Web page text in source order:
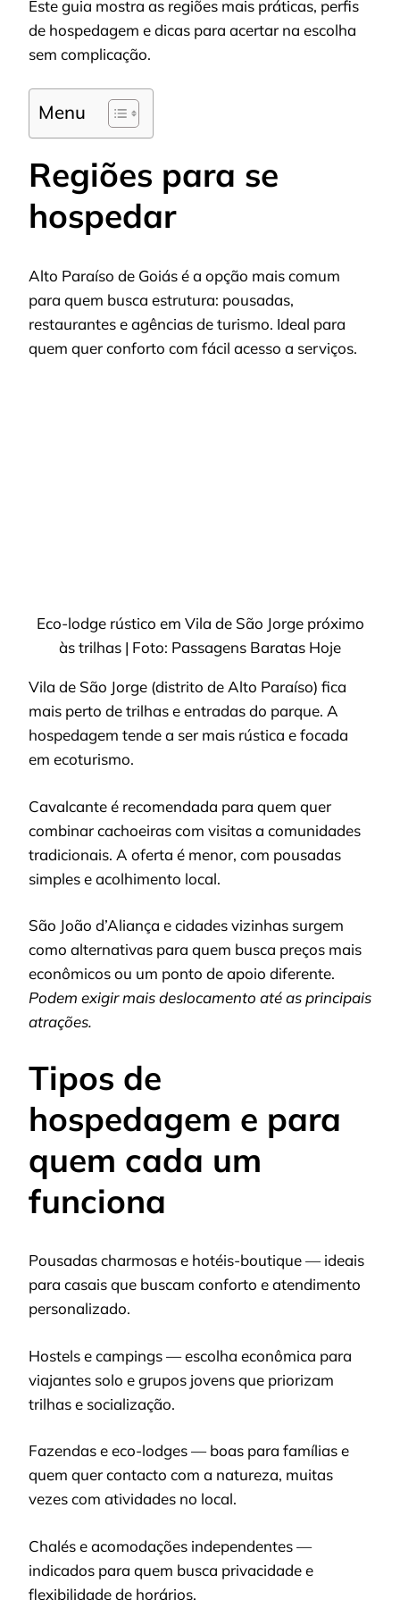
Este guia mostra as regiões mais práticas, perfis
de hospedagem e dicas para acertar na escolha
sem complicação.
Menu
Regiões para se
hospedar
Alto Paraíso de Goiás é a opção mais comum
para quem busca estrutura: pousadas,
restaurantes e agências de turismo. Ideal para
quem quer conforto com fácil acesso a serviços.
Eco-lodge rústico em Vila de São Jorge próximo
às trilhas | Foto: Passagens Baratas Hoje
Vila de São Jorge (distrito de Alto Paraíso) fica
mais perto de trilhas e entradas do parque. A
hospedagem tende a ser mais rústica e focada
em ecoturismo.
Cavalcante é recomendada para quem quer
combinar cachoeiras com visitas a comunidades
tradicionais. A oferta é menor, com pousadas
simples e acolhimento local.
São João d’Aliança e cidades vizinhas surgem
como alternativas para quem busca preços mais
econômicos ou um ponto de apoio diferente.
Podem exigir mais deslocamento até as principais
atrações.
Tipos de
hospedagem e para
quem cada um
funciona
Pousadas charmosas e hotéis-boutique — ideais
para casais que buscam conforto e atendimento
personalizado.
Hostels e campings — escolha econômica para
viajantes solo e grupos jovens que priorizam
trilhas e socialização.
Fazendas e eco-lodges — boas para famílias e
quem quer contacto com a natureza, muitas
vezes com atividades no local.
Chalés e acomodações independentes —
indicados para quem busca privacidade e
flexibilidade de horários.